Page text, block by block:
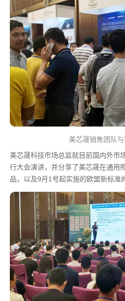
美芯晟销售团队
美芯晟科技市场总监就目前国内外市
行大会演讲，并分享了美芯晟在通用
品，以及9月1号起实施的欧盟新标准